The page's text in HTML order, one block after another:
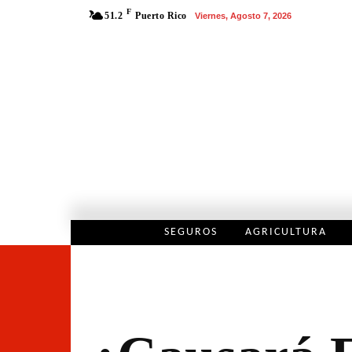
51.2 F Puerto Rico Viernes, Agosto 7, 2026
SEGUROS AGRICULTURA